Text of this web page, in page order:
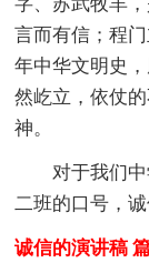
字、苏武牧羊
言而有信；程
年中华文明史
然屹立，依仗
神。
对于我们
二班的口号，
诚信的演讲稿